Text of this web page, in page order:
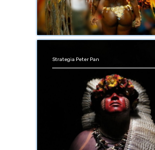
Strategia Peter Pan